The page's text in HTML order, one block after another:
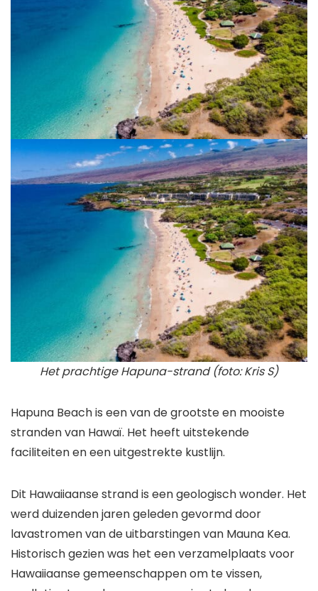
Het prachtige Hapuna-strand (foto: Kris S)
Hapuna Beach is een van de grootste en mooiste
stranden van Hawaï. Het heeft uitstekende
faciliteiten en een uitgestrekte kustlijn.
Dit Hawaiiaanse strand is een geologisch wonder. Het
werd duizenden jaren geleden gevormd door
lavastromen van de uitbarstingen van Mauna Kea.
Historisch gezien was het een verzamelplaats voor
Hawaiiaanse gemeenschappen om te vissen,